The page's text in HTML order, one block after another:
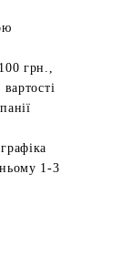
грн.,
1-3